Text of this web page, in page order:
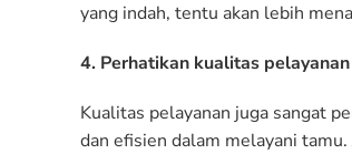
yang indah, tentu akan lebih
4. Perhatikan kualitas pelayanan
Kualitas pelayanan juga sangat
dan efisien dalam melayani